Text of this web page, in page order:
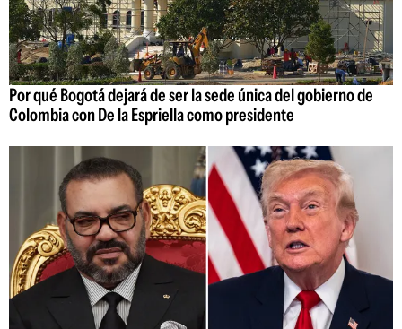
Por qué Bogotá dejará de ser la sede única del gobierno de
Colombia con De la Espriella como presidente